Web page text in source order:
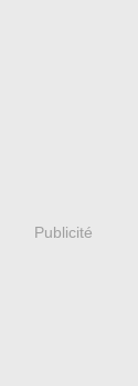
Publicité